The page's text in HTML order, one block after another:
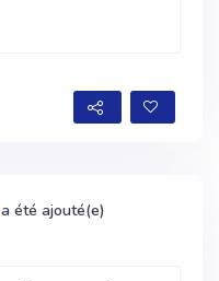
a été ajouté(e)